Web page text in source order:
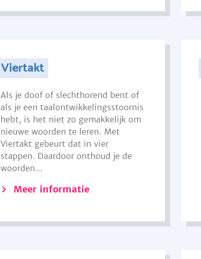
Viertakt
Als je doof of slechthorend bent of
als je een taalontwikkelingsstoornis
hebt, is het niet zo gemakkelijk om
nieuwe woorden te leren. Met
Viertakt gebeurt dat in vier
stappen. Daardoor onthoud je de
woorden...
Meer informatie